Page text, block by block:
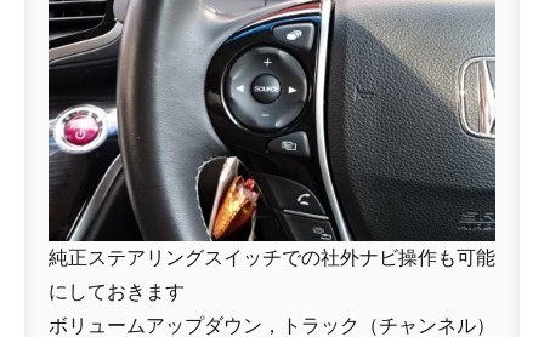
純正ステアリングスイッチでの社外ナビ操作も可能
にしておきます
ボリュームアップダウン，トラック（チャンネル）